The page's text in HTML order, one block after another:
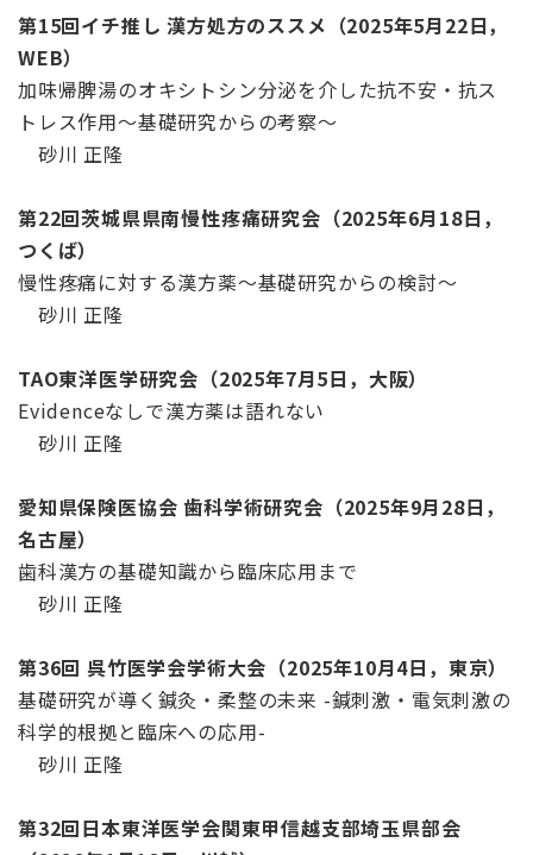
第15回イチ推し 漢方処方のススメ（2025年5月22日，
WEB）
加味帰脾湯のオキシトシン分泌を介した抗不安・抗ス
トレス作用～基礎研究からの考察～
砂川 正隆
第22回茨城県県南慢性疼痛研究会（2025年6月18日，
つくば）
慢性疼痛に対する漢方薬～基礎研究からの検討～
砂川 正隆
TAO東洋医学研究会（2025年7月5日，大阪）
Evidenceなしで漢方薬は語れない
砂川 正隆
愛知県保険医協会 歯科学術研究会（2025年9月28日，
名古屋）
歯科漢方の基礎知識から臨床応用まで
砂川 正隆
第36回 呉竹医学会学術大会（2025年10月4日，東京）
基礎研究が導く鍼灸・柔整の未来 -鍼刺激・電気刺激の
科学的根拠と臨床への応用-
砂川 正隆
第32回日本東洋医学会関東甲信越支部埼玉県部会